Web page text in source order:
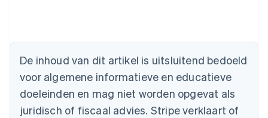
De inhoud van dit artikel is uitsluitend bedoeld
voor algemene informatieve en educatieve
doeleinden en mag niet worden opgevat als
juridisch of fiscaal advies. Stripe verklaart of
English
Nederlands FrançaisDeutschEnglish
Brazilië
Português
Bulgarije
English